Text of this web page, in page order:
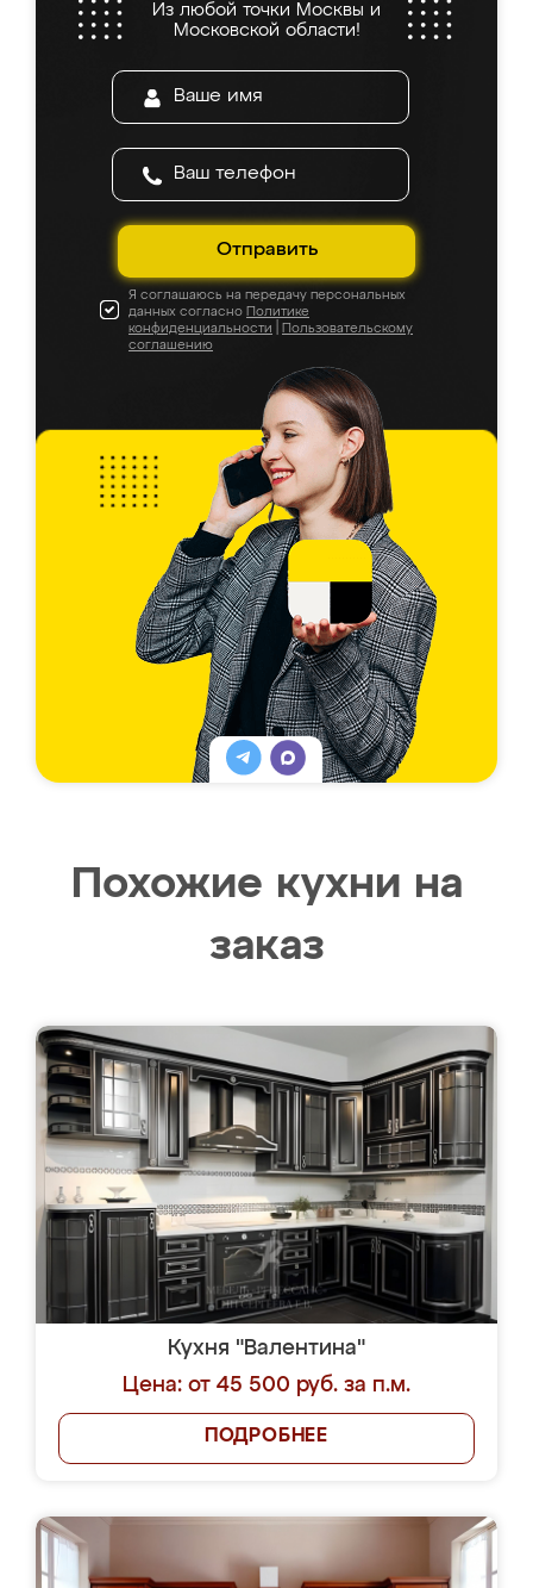
Из любой точки Москвы и
Московской области!
Отправить
Я соглашаюсь на передачу персональных
данных согласно Политике
конфиденциальности
Пользовательскому
соглашению
Похожие кухни на
заказ
Кухня "Валентина"
Цена: от 45 500 руб. за п.м.
ПОДРОБНЕЕ